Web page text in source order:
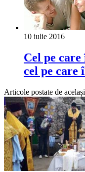
10 iulie 2016
Cel pe
cel pe care
Articole postate de